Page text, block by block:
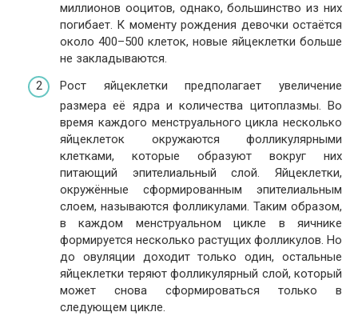
миллионов ооцитов, однако, большинство из них
погибает. К моменту рождения девочки остаётся
около 400–500 клеток, новые яйцеклетки больше
не закладываются.
Рост яйцеклетки предполагает увеличение
размера её ядра и количества цитоплазмы. Во
время каждого менструального цикла несколько
яйцеклеток окружаются фолликулярными
клетками, которые образуют вокруг них
питающий эпителиальный слой. Яйцеклетки,
окружённые сформированным эпителиальным
слоем, называются фолликулами. Таким образом,
в каждом менструальном цикле в яичнике
формируется несколько растущих фолликулов. Но
до овуляции доходит только один, остальные
яйцеклетки теряют фолликулярный слой, который
может снова сформироваться только в
следующем цикле.